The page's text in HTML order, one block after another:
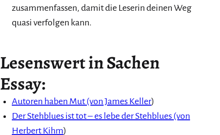
zusammenfassen, damit die Leserin deinen Weg
quasi verfolgen kann.
Lesenswert in Sachen
Essay:
Autoren haben Mut (von James Keller)
Der Stehblues ist tot – es lebe der Stehblues (von
Herbert Kihm)